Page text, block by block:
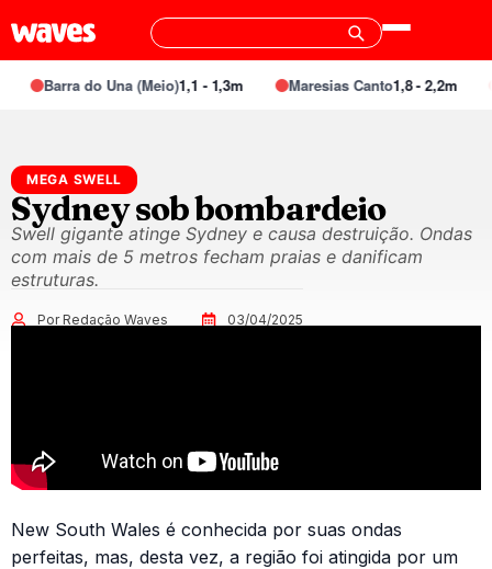
Barra do Una (Meio)1,1 - 1,3m Maresias Canto1,8 - 2,2m
MEGA SWELL
Sydney sob bombardeio
Swell gigante atinge Sydney e causa destruição. Ondas
com mais de 5 metros fecham praias e danificam
estruturas.
Por Redação Waves 03/04/2025
New South Wales é conhecida por suas ondas
perfeitas, mas, desta vez, a região foi atingida por um